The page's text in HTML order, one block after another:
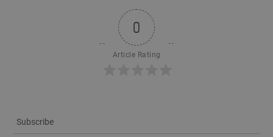
0
Article Rating
Subscribe